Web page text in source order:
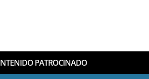
PATROCINADO